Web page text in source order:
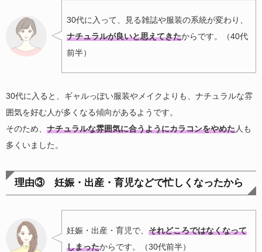
30代に入って、見る雑誌や服装の系統が変わり、
ナチュラルが良いと思えてきたからです。（40代
前半）
30代に入ると、ギャルっぽい服装やメイクよりも、ナチュラルな雰
囲気を好む人が多くなる傾向があるようです。
そのため、 ナチュラルな雰囲気に合うようにカラコンをやめた人も
多くいました。
理由③ 妊娠・出産・育児などで忙しくなったから
妊娠・出産・育児で、 それどころではなくなって
しまったからです。（30代前半）